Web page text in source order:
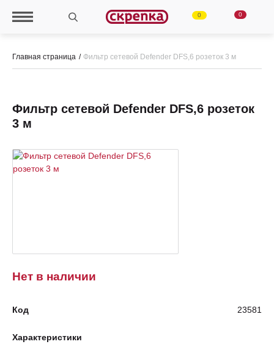
0 0
Главная страница Фильтр сетевой Defender DFS,6 розеток 3 м
Нет в наличии
Фильтр сетевой Defender DFS,6 розеток
3 м
Код 23581
Характеристики